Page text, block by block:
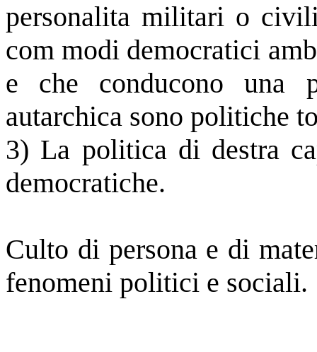
personalita militari o
com modi democratici
e che conducono una
autarchica sono politiche
3) La politica di destra
democratiche.
Culto di persona e di
fenomeni politici e sociali.